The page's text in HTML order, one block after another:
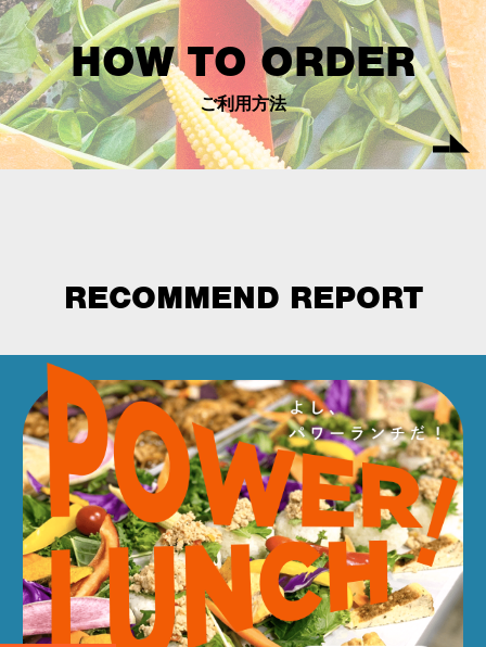
HOW TO ORDER
ご利用方法
RECOMMEND REPORT